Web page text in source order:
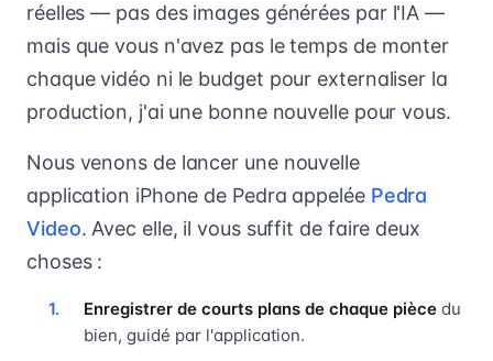
réelles — pas des images générées par l'IA —
mais que vous n'avez pas le temps de monter
chaque vidéo ni le budget pour externaliser la
production, j'ai une bonne nouvelle pour vous.
Nous venons de lancer une nouvelle
application iPhone de Pedra appelée Pedra
Video. Avec elle, il vous suffit de faire deux
choses :
Enregistrer de courts plans de chaque pièce du
bien, guidé par l'application.